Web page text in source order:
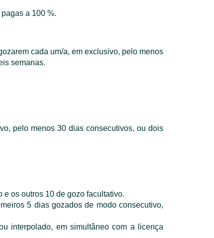
a 100 %.
cada um/a, em exclusivo, pelo menos
semanas.
pelo menos 30 dias consecutivos, ou dois
os outros 10 de gozo facultativo.
5 dias gozados de modo consecutivo,
interpolado, em simultâneo com a licença